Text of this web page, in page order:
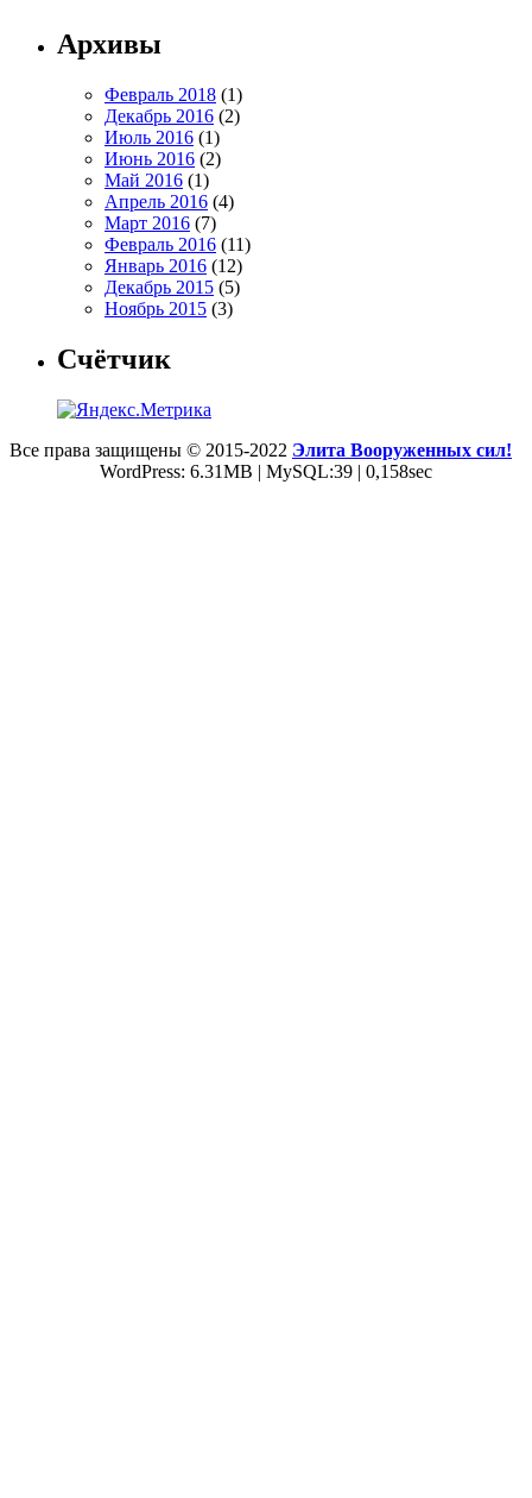
Архивы
Февраль 2018 (1)
Декабрь 2016 (2)
Июль 2016 (1)
Июнь 2016 (2)
Май 2016 (1)
Апрель 2016 (4)
Март 2016 (7)
Февраль 2016 (11)
Январь 2016 (12)
Декабрь 2015 (5)
Ноябрь 2015 (3)
Счётчик
Все права защищены © 2015-2022 Элита Вооруженных сил!
WordPress: 6.31MB | MySQL:39 | 0,158sec